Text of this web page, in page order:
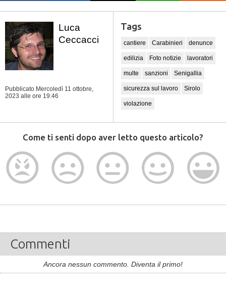
Luca
Ceccacci
Pubblicato Mercoledì 11 ottobre,
2023 alle ore 19:46
Tags
cantiere Carabinieri denunce
edilizia Foto notizie lavoratori
multe sanzioni Senigallia
sicurezza sul lavoro Sirolo
violazione
Come ti senti dopo aver letto questo articolo?
Commenti
Ancora nessun commento. Diventa il primo!